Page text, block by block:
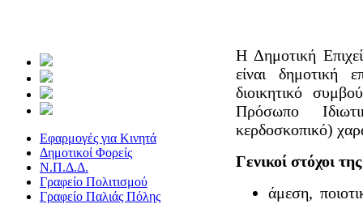
Εφαρμογές για Κινητά
Δημοτικοί Φορείς
Ν.Π.Δ.Δ.
Γραφείο Πολιτισμού
Γραφείο Παλιάς Πόλης
Η Δημοτική
είναι δημοτική
διοικητικό
Πρόσωπο
κερδοσκοπικό)
Γενικοί στόχοι
άμεση,